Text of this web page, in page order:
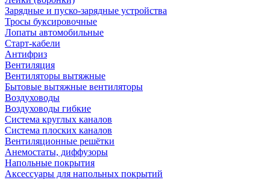
Зарядные и пуско-зарядные устройства
Тросы буксировочные
Лопаты автомобильные
Старт-кабели
Антифриз
Вентиляция
Вентиляторы вытяжные
Бытовые вытяжные вентиляторы
Воздуховоды
Воздуховоды гибкие
Система круглых каналов
Система плоских каналов
Вентиляционные решётки
Анемостаты, диффузоры
Напольные покрытия
Аксессуары для напольных покрытий